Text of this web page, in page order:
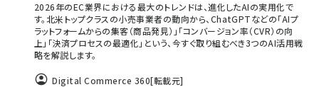
2026年のEC業界における最大のトレンドは、進化したAIの実用化で
す。北米トップクラスの小売事業者の動向から、ChatGPTなどの「AIプ
ラットフォームからの集客（商品発見）」「コンバージョン率（CVR）の向
上」「決済プロセスの最適化」という、今すぐ取り組むべき3つのAI活用戦
略を解説します。
Digital Commerce 360[転載元]